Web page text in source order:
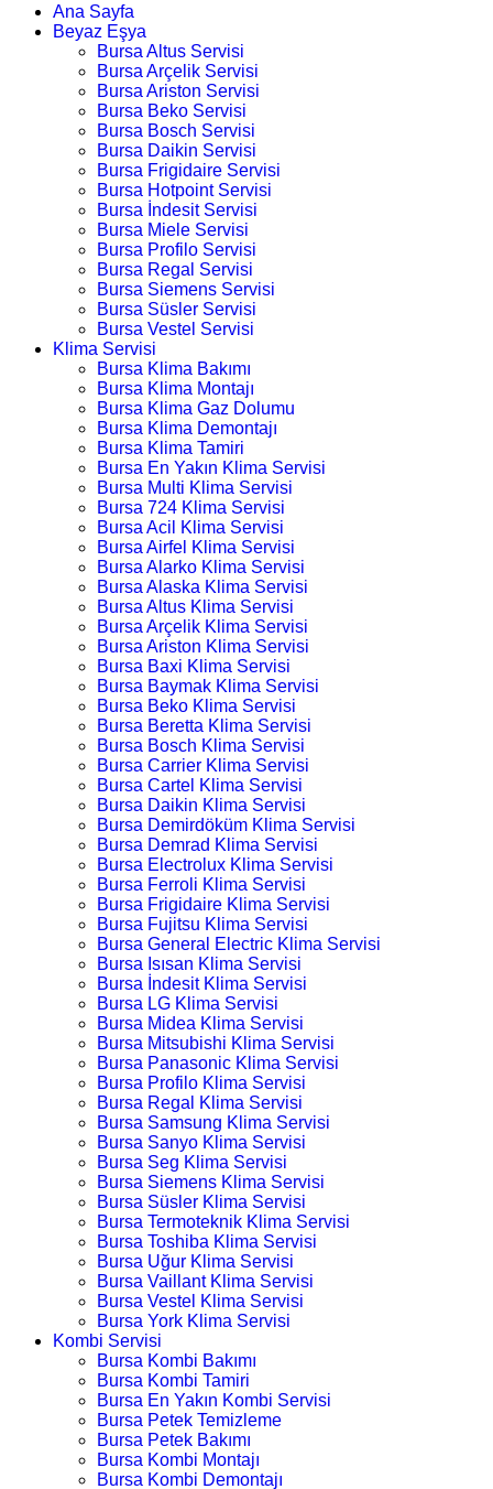
Ana Sayfa
Beyaz Eşya
Bursa Altus Servisi
Bursa Arçelik Servisi
Bursa Ariston Servisi
Bursa Beko Servisi
Bursa Bosch Servisi
Bursa Daikin Servisi
Bursa Frigidaire Servisi
Bursa Hotpoint Servisi
Bursa İndesit Servisi
Bursa Miele Servisi
Bursa Profilo Servisi
Bursa Regal Servisi
Bursa Siemens Servisi
Bursa Süsler Servisi
Bursa Vestel Servisi
Klima Servisi
Bursa Klima Bakımı
Bursa Klima Montajı
Bursa Klima Gaz Dolumu
Bursa Klima Demontajı
Bursa Klima Tamiri
Bursa En Yakın Klima Servisi
Bursa Multi Klima Servisi
Bursa 724 Klima Servisi
Bursa Acil Klima Servisi
Bursa Airfel Klima Servisi
Bursa Alarko Klima Servisi
Bursa Alaska Klima Servisi
Bursa Altus Klima Servisi
Bursa Arçelik Klima Servisi
Bursa Ariston Klima Servisi
Bursa Baxi Klima Servisi
Bursa Baymak Klima Servisi
Bursa Beko Klima Servisi
Bursa Beretta Klima Servisi
Bursa Bosch Klima Servisi
Bursa Carrier Klima Servisi
Bursa Cartel Klima Servisi
Bursa Daikin Klima Servisi
Bursa Demirdöküm Klima Servisi
Bursa Demrad Klima Servisi
Bursa Electrolux Klima Servisi
Bursa Ferroli Klima Servisi
Bursa Frigidaire Klima Servisi
Bursa Fujitsu Klima Servisi
Bursa General Electric Klima Servisi
Bursa Isısan Klima Servisi
Bursa İndesit Klima Servisi
Bursa LG Klima Servisi
Bursa Midea Klima Servisi
Bursa Mitsubishi Klima Servisi
Bursa Panasonic Klima Servisi
Bursa Profilo Klima Servisi
Bursa Regal Klima Servisi
Bursa Samsung Klima Servisi
Bursa Sanyo Klima Servisi
Bursa Seg Klima Servisi
Bursa Siemens Klima Servisi
Bursa Süsler Klima Servisi
Bursa Termoteknik Klima Servisi
Bursa Toshiba Klima Servisi
Bursa Uğur Klima Servisi
Bursa Vaillant Klima Servisi
Bursa Vestel Klima Servisi
Bursa York Klima Servisi
Kombi Servisi
Bursa Kombi Bakımı
Bursa Kombi Tamiri
Bursa En Yakın Kombi Servisi
Bursa Petek Temizleme
Bursa Petek Bakımı
Bursa Kombi Montajı
Bursa Kombi Demontajı